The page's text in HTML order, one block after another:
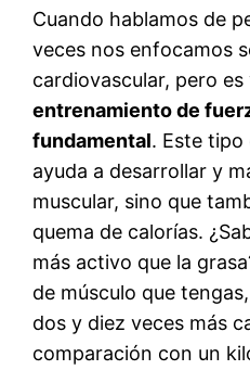
Cuando hablamos de
veces nos enfocamos
cardiovascular, pero
entrenamiento de
fundamental. Este tipo
ayuda a desarrollar y
muscular, sino que
quema de calorías.
más activo que la
de músculo que
dos y diez veces más
comparación con un